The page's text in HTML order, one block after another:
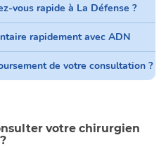
vous rapide à La Défense ?
rapidement avec ADN
de votre consultation ?
votre chirurgien